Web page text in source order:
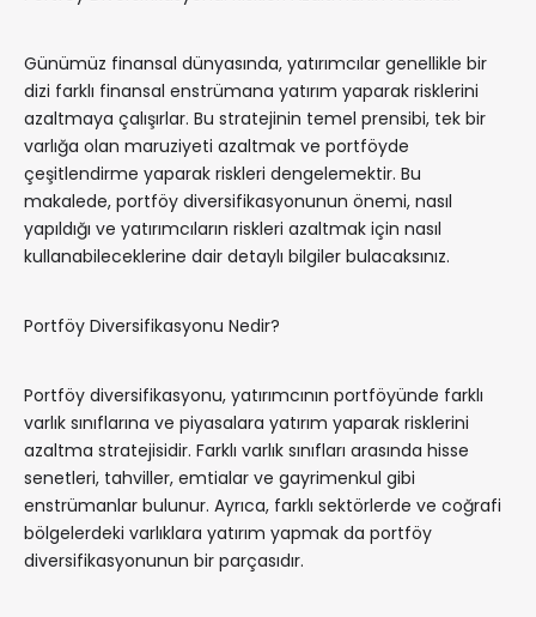
Günümüz finansal dünyasında, yatırımcılar genellikle bir
dizi farklı finansal enstrümana yatırım yaparak risklerini
azaltmaya çalışırlar. Bu stratejinin temel prensibi, tek bir
varlığa olan maruziyeti azaltmak ve portföyde
çeşitlendirme yaparak riskleri dengelemektir. Bu
makalede, portföy diversifikasyonunun önemi, nasıl
yapıldığı ve yatırımcıların riskleri azaltmak için nasıl
kullanabileceklerine dair detaylı bilgiler bulacaksınız.
Portföy Diversifikasyonu Nedir?
Portföy diversifikasyonu, yatırımcının portföyünde farklı
varlık sınıflarına ve piyasalara yatırım yaparak risklerini
azaltma stratejisidir. Farklı varlık sınıfları arasında hisse
senetleri, tahviller, emtialar ve gayrimenkul gibi
enstrümanlar bulunur. Ayrıca, farklı sektörlerde ve coğrafi
bölgelerdeki varlıklara yatırım yapmak da portföy
diversifikasyonunun bir parçasıdır.